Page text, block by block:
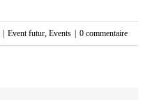
| Event futur Events | 0 commentaire